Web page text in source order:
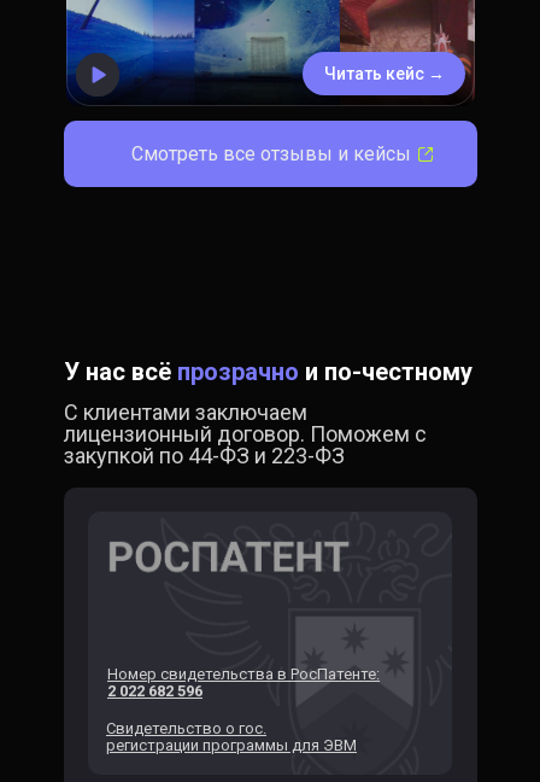
Смотреть все отзывы и кейсы
Читать кейс →
У нас всё прозрачно и по-честному
Номер свидетельства в РосПатенте:
2 022 682 596
Свидетельство о гос.
регистрации программы для ЭВМ
С клиентами заключаем
лицензионный договор. Поможем с
закупкой по 44-ФЗ и 223-ФЗ